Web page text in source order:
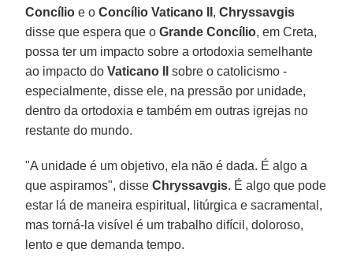
Concílio e oConcílio Vaticano II ,Chryssavgis
disse que espera que oGrande Concílio, em Creta,
possa ter um impacto sobre a ortodoxia semelhante
ao impacto doVaticano II
sobre o catolicismo -
especialmente, disse ele, na pressão por unidade,
dentro da ortodoxia e também em outras igrejas no
restante do mundo.
"A unidade é um objetivo, ela não é dada. É algo a
que aspiramos", disseChryssavgis. É algo que pode
estar lá de maneira espiritual, litúrgica e sacramental,
mas torná-la visível é um trabalho difícil, doloroso,
lento e que demanda tempo.